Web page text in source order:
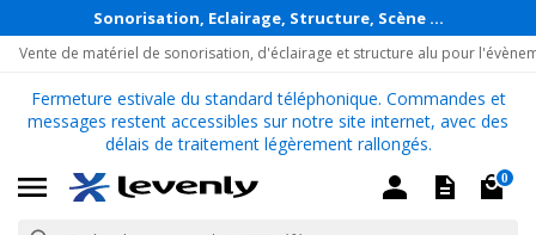
Sonorisation, Eclairage, Structure, Scène ...
Vente de matériel de sonorisation, d'éclairage et structure alu pour
Fermeture estivale du standard téléphonique. Commandes et
messages restent accessibles sur notre site internet, avec des
délais de traitement légèrement rallongés.
0